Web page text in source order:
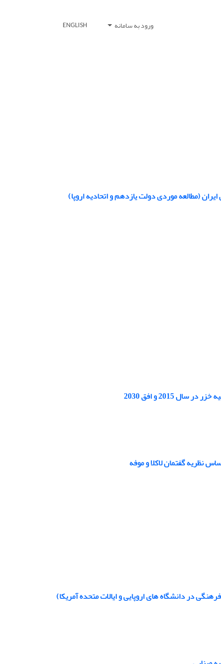
ورود به سامانه ENGLISH
(مطالعه موردی دولت یازدهم و اتحادیه اروپا)
2015 و افق 2030
نظریه گفتمان لاکلا و موفه
در دانشگاه های اروپایی و ایالات متحده آمریکا)